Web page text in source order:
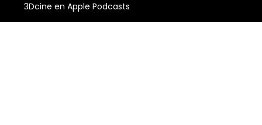
3Dcine en Apple Podcasts